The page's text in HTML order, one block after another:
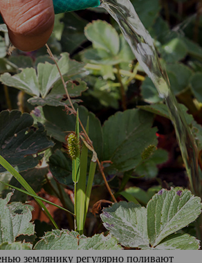
землянику регулярно поливают